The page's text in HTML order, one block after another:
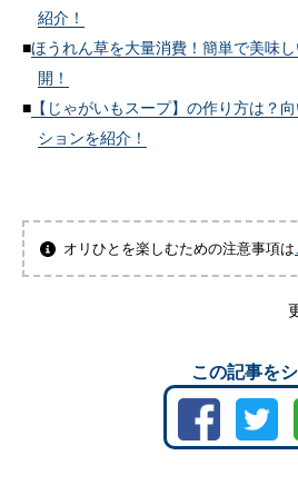
紹介！
ほうれん草を大量消費！簡単で美味
開！
【じゃがいもスープ】の作り方は？
ションを紹介！
オリひとを楽しむための注意事項は
この記